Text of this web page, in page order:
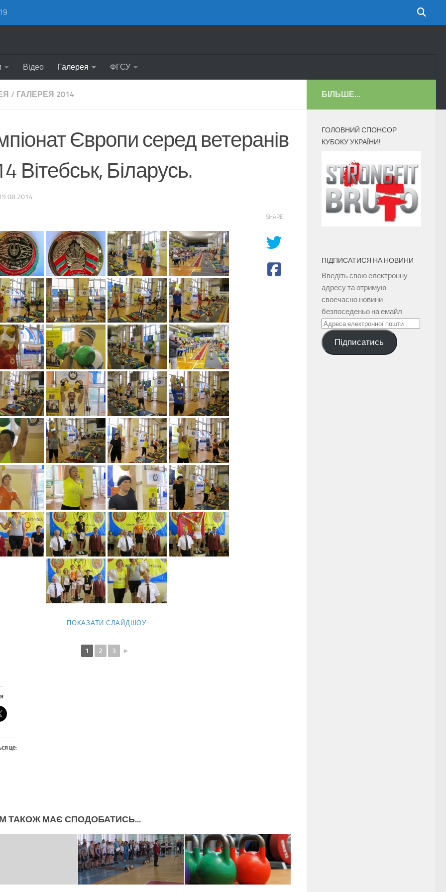
Відео Галерея ФГСУ
/ ГАЛЕРЕЯ 2014
Європи серед ветеранів
Вітебськ, Біларусь.
ПОКАЗАТИ СЛАЙДШОУ
1 2 3 ►
це:
SHARE
ТАКОЖ МАЄ СПОДОБАТИСЬ...
БІЛЬШЕ...
ГОЛОВНИЙ СПОНСОР
КУБОКУ УКРАЇНИ!
ПІДПИСАТИСЯ НА НОВИНИ
Введіть свою електронну
адресу та отримую
своечасно новини
безпоседеньо на емайл
Адреса
електронної
поштиПідписатись